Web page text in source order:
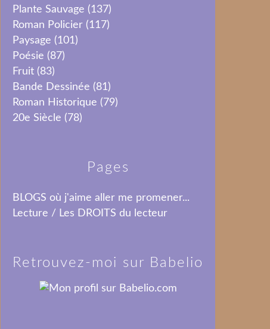
Plante Sauvage (137)
Roman Policier (117)
Paysage (101)
Poésie (87)
Fruit (83)
Bande Dessinée (81)
Roman Historique (79)
20e Siècle (78)
Pages
BLOGS où j'aime aller me promener...
Lecture / Les DROITS du lecteur
Retrouvez-moi sur Babelio